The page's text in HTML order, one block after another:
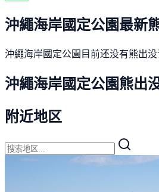
沖繩海岸國定公園最新
沖繩海岸國定公園目前还没有熊出没
沖繩海岸國定公園熊出
附近地区